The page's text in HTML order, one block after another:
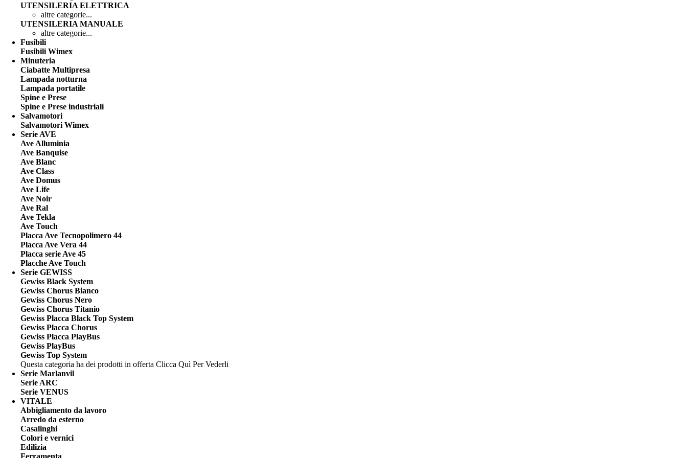
UTENSILERIA ELETTRICA
altre categorie...
UTENSILERIA MANUALE
altre categorie...
Fusibili
Fusibili Wimex
Minuteria
Ciabatte Multipresa
Lampada notturna
Lampada portatile
Spine e Prese
Spine e Prese industriali
Salvamotori
Salvamotori Wimex
Serie AVE
Ave Alluminia
Ave Banquise
Ave Blanc
Ave Class
Ave Domus
Ave Life
Ave Noir
Ave Ral
Ave Tekla
Ave Touch
Placca Ave Tecnopolimero 44
Placca Ave Vera 44
Placca serie Ave 45
Placche Ave Touch
Serie GEWISS
Gewiss Black System
Gewiss Chorus Bianco
Gewiss Chorus Nero
Gewiss Chorus Titanio
Gewiss Placca Black Top System
Gewiss Placca Chorus
Gewiss Placca PlayBus
Gewiss PlayBus
Gewiss Top System
Questa categoria ha dei prodotti in offerta Clicca Quì Per Vederli
Serie Marlanvil
Serie ARC
Serie VENUS
VITALE
Abbigliamento da lavoro
Arredo da esterno
Casalinghi
Colori e vernici
Edilizia
Ferramenta